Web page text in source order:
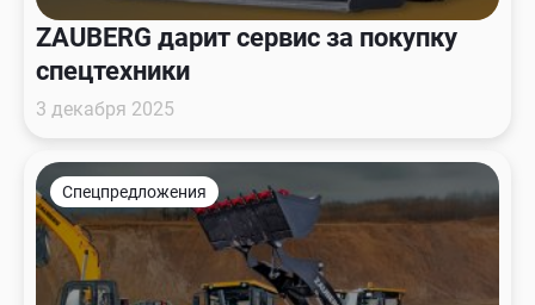
ZAUBERG дарит сервис за покупку
спецтехники
3 декабря 2025
Спецпредложения